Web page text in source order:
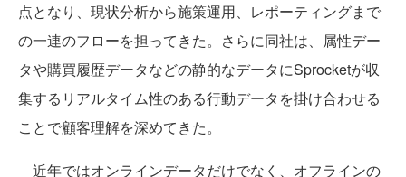
点となり、現状分析から施策運用、レポーティングまで
の一連のフローを担ってきた。さらに同社は、属性デー
タや購買履歴データなどの静的なデータにSprocketが収
集するリアルタイム性のある行動データを掛け合わせる
ことで顧客理解を深めてきた。
近年ではオンラインデータだけでなく、オフラインの